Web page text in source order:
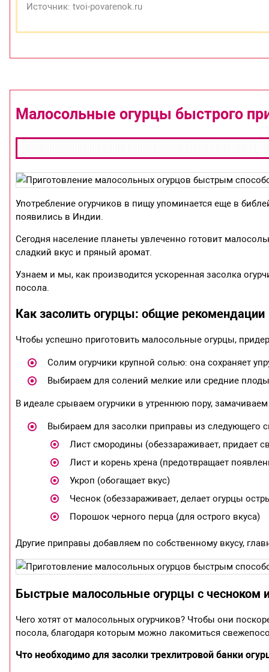
Источник: tvoi-povarenok.ru
Малосольные огурцы быстрого
Употребление огурчиков в пищу упоминается еще в
появились в Индии.
Сегодня население планеты увлеченно готовит
сладкий вкус и пряный аромат.
Узнаем и мы, как производится ускоренная засолка
посола.
Как засолить огурцы: общие рекомендации
Чтобы успешно приготовить малосольные огурцы,
Солим огурчики крупной солью: она сохраняет
Выбираем для солений мелкие или средние
В идеале срываем огурчики в утреннюю пору,
Выбираем для засолки приправы из следующего
Лист смородины (обеззараживает, придает
Лист и корень хрена (предотвращает
Укроп (обогащает вкус)
Чеснок (обеззараживает, делает огурцы
Порошок черного перца (для острого вкуса)
Другие приправы добавляем по собственному вкусу,
Быстрые малосольные огурцы с чесноком
Чего хотят от малосольных огурчиков? Чтобы они
посола, благодаря которым можно лакомиться
Что необходимо для засолки трехлитровой банки